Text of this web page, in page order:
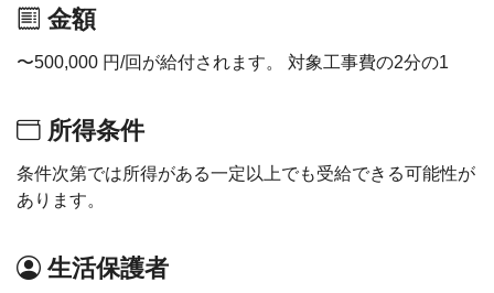
金額
〜500,000 円/回が給付されます。 対象工事費の2分の1
所得条件
条件次第では所得がある一定以上でも受給できる可能性が
あります。
生活保護者